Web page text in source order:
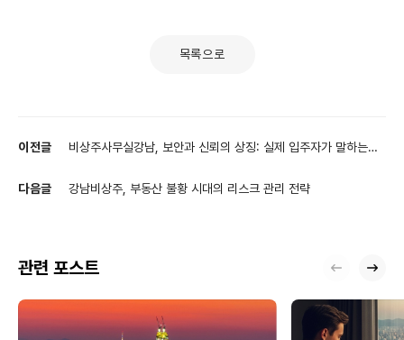
목록으로
이전글
비상주사무실강남, 보안과 신뢰의 상징: 실제 입주자가 말하는
다음글
강남비상주, 부동산 불황 시대의 리스크 관리 전략
관련 포스트